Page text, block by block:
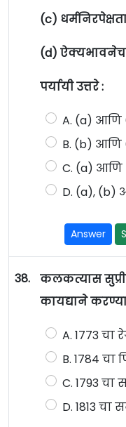
(c)
(d)
पर्यायी उत्तरे :
A. (a)
B. (b)
C. (a)
D. (a), (b)
Answer
38.
कलकत्यास
कायद्याने
A. 1773
B. 1784
C. 1793 चा
D. 1813 चा